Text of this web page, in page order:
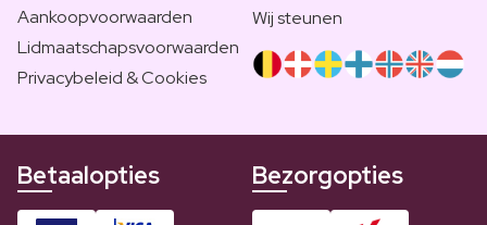
Aankoopvoorwaarden
Lidmaatschapsvoorwaarden
Privacybeleid & Cookies
Wij steunen
Betaalopties Bezorgopties